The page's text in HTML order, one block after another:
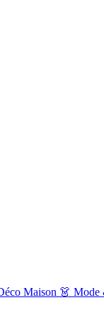
Maison 👗 Mode